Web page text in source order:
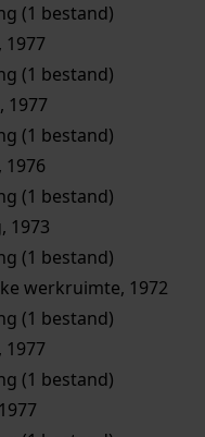
(1 bestand)
1977
(1 bestand)
1977
(1 bestand)
1976
(1 bestand)
1973
(1 bestand)
werkruimte, 1972
(1 bestand)
1977
(1 bestand)